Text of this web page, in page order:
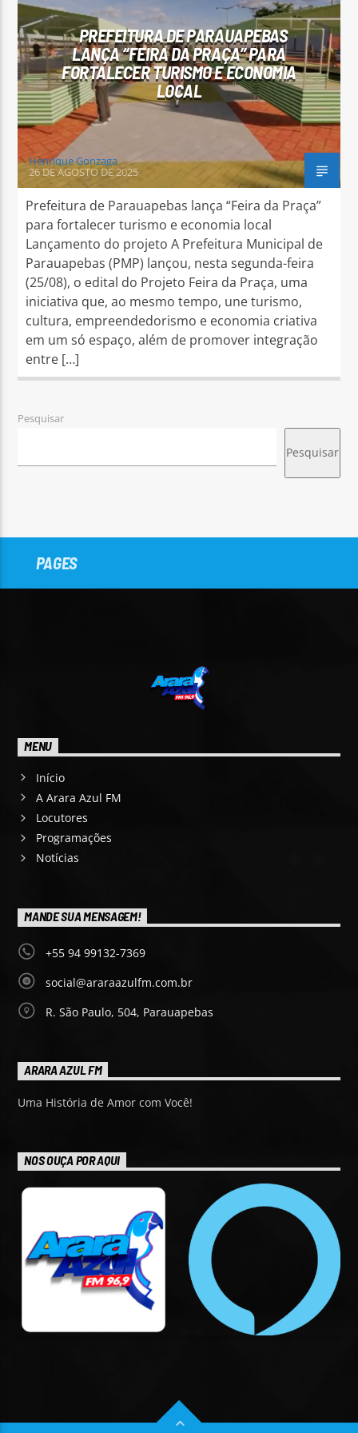
Arara Azul FM
PREFEITURA DE PARAUAPEBAS
LANÇA “FEIRA DA PRAÇA” PARA
FORTALECER TURISMO E ECONOMIA
LOCAL
Henrique Gonzaga
26 DE AGOSTO DE 2025
Prefeitura de Parauapebas lança “Feira da Praça”
para fortalecer turismo e economia local
Lançamento do projeto A Prefeitura Municipal de
Parauapebas (PMP) lançou, nesta segunda-feira
(25/08), o edital do Projeto Feira da Praça, uma
iniciativa que, ao mesmo tempo, une turismo,
cultura, empreendedorismo e economia criativa
em um só espaço, além de promover integração
entre […]
Pesquisar
Pesquisar
PAGES
MENU
Início
A Arara Azul FM
Locutores
Programações
Notícias
MANDE SUA MENSAGEM!
+55 94 99132-7369
social@araraazulfm.com.br
R. São Paulo, 504, Parauapebas
ARARA AZUL FM
Uma História de Amor com Você!
NOS OUÇA POR AQUI